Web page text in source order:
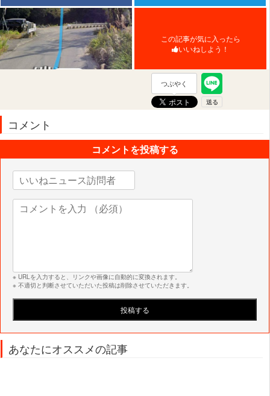
この記事が気に入ったら
いいねしよう！
つぶやく
コメント
コメントを投稿する
※ URLを入力すると、リンクや画像に自動的に変換されます。
※ 不適切と判断させていただいた投稿は削除させていただきます。
あなたにオススメの記事